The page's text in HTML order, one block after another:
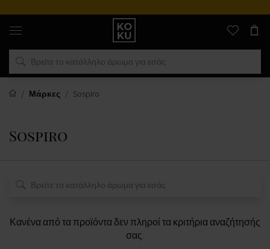
Αυθεντικά
αρώματα
και
ρολόγια
σε
μέρος
Μάρκες
Sospiro
Sospiro
Κανένα από τα προϊόντα δεν πληροί τα κριτήρια αναζήτησής
σας.